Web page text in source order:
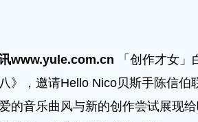
www.yule.com.cn
「创作才女
》，邀请Hello Nico贝斯手陈信伯
的音乐曲风与新的创作尝试展现